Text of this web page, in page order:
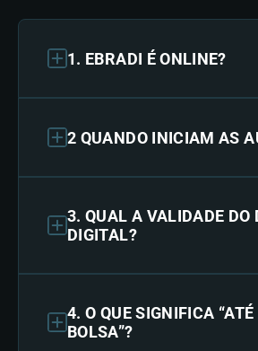
1. EBRADI É ONLINE?
2 QUANDO INICIAM AS
3. QUAL A VALIDADE DO
DIGITAL?
4. O QUE SIGNIFICA “ATÉ
BOLSA”?